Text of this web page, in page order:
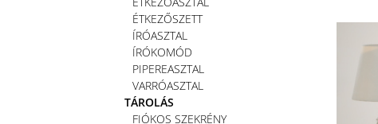
ÉTKEZŐSZETT
ÍRÓASZTAL
ÍRÓKOMÓD
PIPEREASZTAL
VARRÓASZTAL
TÁROLÁS
FIÓKOS SZEKRÉNY